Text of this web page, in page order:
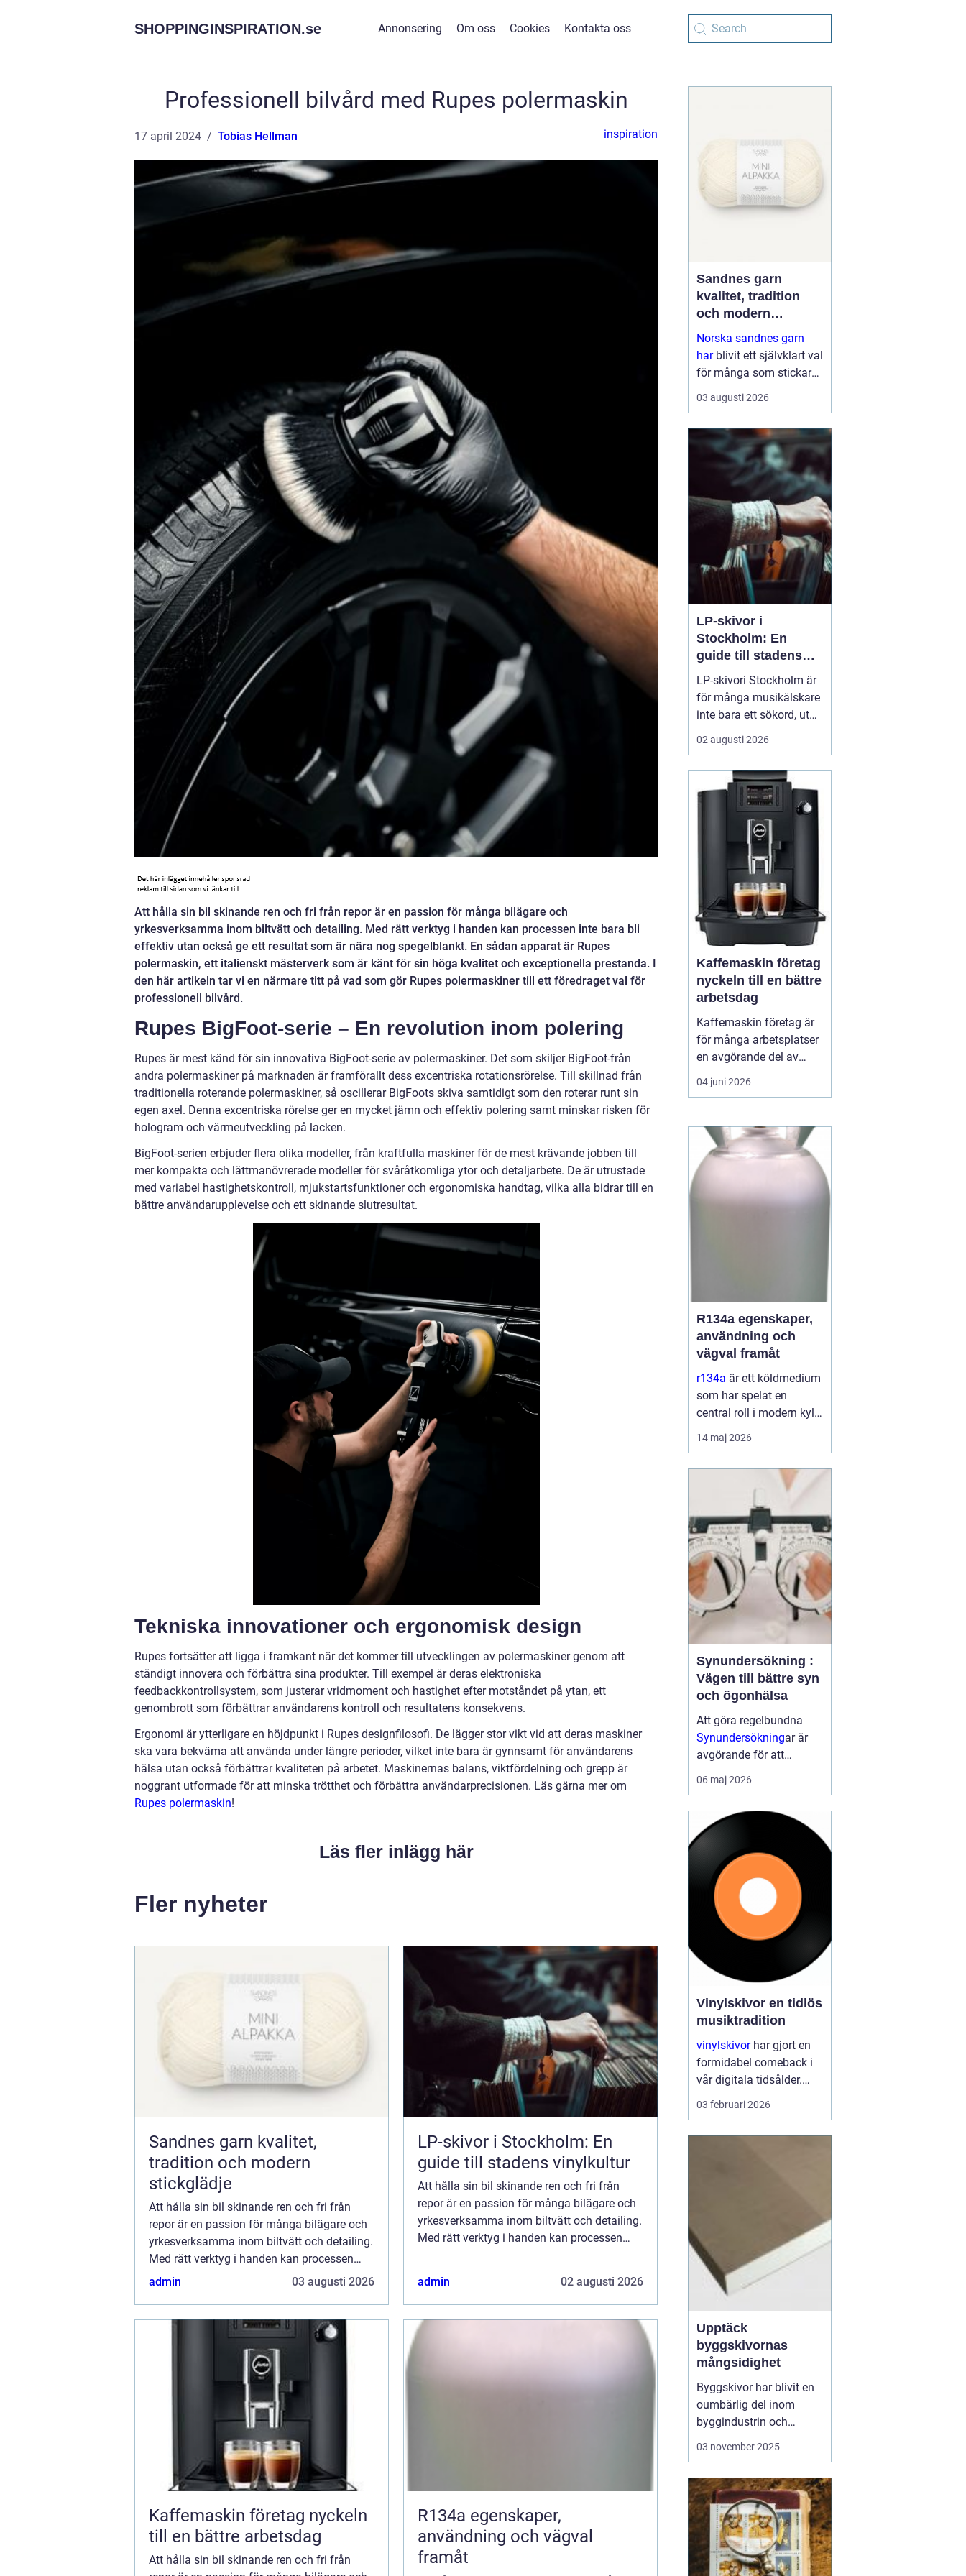
SHOPPINGINSPIRATION.se Annonsering Om oss Cookies Kontakta oss
Professionell bilvård med Rupes polermaskin
17 april 2024 Tobias Hellman inspiration
Att hålla sin bil skinande ren och fri från repor är en passion för många bilägare och
yrkesverksamma inom biltvätt och detailing. Med rätt verktyg i handen kan processen inte bara bli
effektiv utan också ge ett resultat som är nära nog spegelblankt. En sådan apparat är Rupes
polermaskin, ett italienskt mästerverk som är känt för sin höga kvalitet och exceptionella prestanda. I
den här artikeln tar vi en närmare titt på vad som gör Rupes polermaskiner till ett föredraget val för
professionell bilvård.
Rupes BigFoot-serie – En revolution inom polering
Rupes är mest känd för sin innovativa BigFoot-serie av polermaskiner. Det som skiljer BigFoot-från
andra polermaskiner på marknaden är framförallt dess excentriska rotationsrörelse. Till skillnad från
traditionella roterande polermaskiner, så oscillerar BigFoots skiva samtidigt som den roterar runt sin
egen axel. Denna excentriska rörelse ger en mycket jämn och effektiv polering samt minskar risken för
hologram och värmeutveckling på lacken.
BigFoot-serien erbjuder flera olika modeller, från kraftfulla maskiner för de mest krävande jobben till
mer kompakta och lättmanövrerade modeller för svåråtkomliga ytor och detaljarbete. De är utrustade
med variabel hastighetskontroll, mjukstartsfunktioner och ergonomiska handtag, vilka alla bidrar till en
bättre användarupplevelse och ett skinande slutresultat.
Tekniska innovationer och ergonomisk design
Rupes fortsätter att ligga i framkant när det kommer till utvecklingen av polermaskiner genom att
ständigt innovera och förbättra sina produkter. Till exempel är deras elektroniska
feedbackkontrollsystem, som justerar vridmoment och hastighet efter motståndet på ytan, ett
genombrott som förbättrar användarens kontroll och resultatens konsekvens.
Ergonomi är ytterligare en höjdpunkt i Rupes designfilosofi. De lägger stor vikt vid att deras maskiner
ska vara bekväma att använda under längre perioder, vilket inte bara är gynnsamt för användarens
hälsa utan också förbättrar kvaliteten på arbetet. Maskinernas balans, viktfördelning och grepp är
noggrant utformade för att minska trötthet och förbättra användarprecisionen. Läs gärna mer om
Rupes polermaskin!
Läs fler inlägg här
Fler nyheter
Sandnes garn kvalitet,
tradition och modern
stickglädje
Att hålla sin bil skinande ren och fri från
repor är en passion för många bilägare och
yrkesverksamma inom biltvätt och detailing.
Med rätt verktyg i handen kan processen
inte bara bli effektiv utan ocks&ari...
admin 03 augusti 2026
LP-skivor i Stockholm: En
guide till stadens vinylkultur
Att hålla sin bil skinande ren och fri från
repor är en passion för många bilägare och
yrkesverksamma inom biltvätt och detailing.
Med rätt verktyg i handen kan processen
admin
02 augusti 2026
Kaffemaskin företag nyckeln
till en bättre arbetsdag
Att hålla sin bil skinande ren och fri från
R134a egenskaper,
användning och vägval
framåt
Sandnes garn
kvalitet, tradition
och modern
stickglädje
Norska sandnes garn
harblivit ett självklart val
för många som stickar
och virkar i Sverige.
Kombinationen av hög
färger och mönster som
följer trender gör ...
03 augusti 2026
LP-skivor i
Stockholm: En
guide till stadens
vinylkultur
LP-skivori Stockholm är
för många musikälskare
inte bara ett sökord, utan
en dörr in till en levande
kultur av butiker, samlare
Stockholm har
vinylformatet fått ett
tydligt uppsving d...
02 augusti 2026
Kaffemaskin företag
nyckeln till en bättre
arbetsdag
Kaffemaskin företag är
för många arbetsplatser
en avgörande del av
vardagen. Kaffe har
blivit en naturlig
medarbetare mötas,
hämta energi och skapa
nya idéer. En
kaffelösning handlar
04 juni 2026
R134a egenskaper,
användning och
vägval framåt
r134a är ett köldmedium
som har spelat en
central roll i modern kyl-
luftkonditioneringsteknik
används i allt från bilars
frysanläggningar och
medicinteknisk ut...
14 maj 2026
Synundersökning :
Vägen till bättre syn
och ögonhälsa
Att göra regelbundna
Synundersökningar är
avgörande för att
upptäcka synfel i tid
samt för att identifiera
ögonsjukdomar. En
synundersökning ka...
06 maj 2026
Vinylskivor en tidlös
musiktradition
vinylskivorhar gjort en
formidabel comeback i
vår digitala tidsålder.
Trots att
03 februari 2026
Upptäck
byggskivornas
mångsidighet
Byggskivor har blivit en
oumbärlig del inom
byggindustrin och
används i allt från
byggnader. Dessa
mångsidiga material
erbjuder en rad olika
fördelar, inklusive styrka,
hållbarhet och ...
03 november 2025